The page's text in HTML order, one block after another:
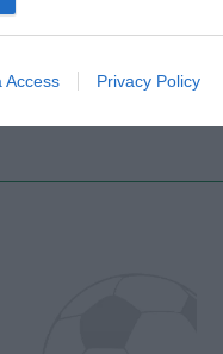
Access Privacy Policy